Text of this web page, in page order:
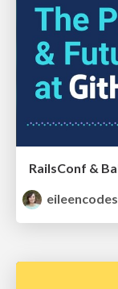
eileencodes